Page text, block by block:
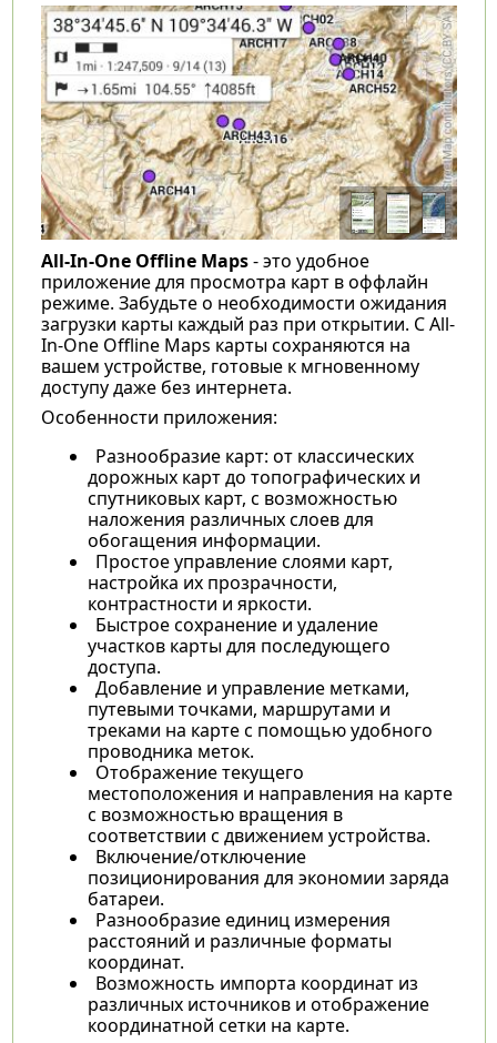
All-In-One Offline Maps- это удобное
приложение для просмотра карт в оффлайн
режиме. Забудьте о необходимости ожидания
загрузки карты каждый раз при открытии. С All-
In-One Offline Maps карты сохраняются на
вашем устройстве, готовые к мгновенному
доступу даже без интернета.
Особенности приложения:
Разнообразие карт: от классических
дорожных карт до топографических и
спутниковых карт, с возможностью
наложения различных слоев для
обогащения информации.
Простое управление слоями карт,
настройка их прозрачности,
контрастности и яркости.
Быстрое сохранение и удаление
участков карты для последующего
доступа.
Добавление и управление метками,
путевыми точками, маршрутами и
треками на карте с помощью удобного
проводника меток.
Отображение текущего
местоположения и направления на карте
с возможностью вращения в
соответствии с движением устройства.
Включение/отключение
позиционирования для экономии заряда
батареи.
Разнообразие единиц измерения
расстояний и различные форматы
координат.
Возможность импорта координат из
различных источников и отображение
координатной сетки на карте.